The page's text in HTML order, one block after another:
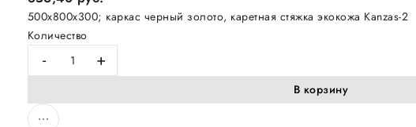
500х800х300; каркас черный золото, каретная стяжка экокожа Kanzas-2
Количество
- +
В корзину